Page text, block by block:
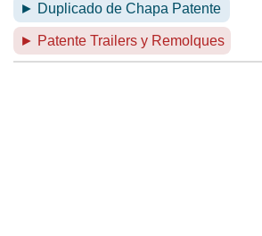
► Duplicado de Chapa Patente
► Patente Trailers y Remolques